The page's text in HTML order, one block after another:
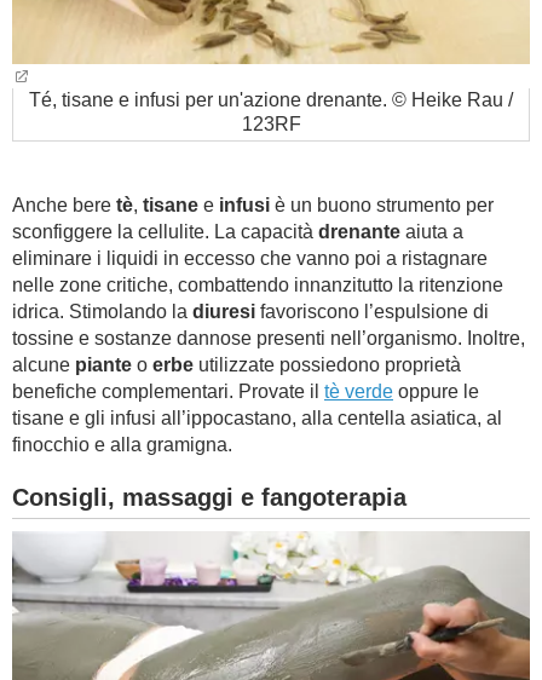
Té, tisane e infusi per un'azione drenante. © Heike Rau /
123RF
Anche bere tè, tisane e infusi è un buono strumento per
sconfiggere la cellulite. La capacità drenante aiuta a
eliminare i liquidi in eccesso che vanno poi a ristagnare
nelle zone critiche, combattendo innanzitutto la ritenzione
idrica. Stimolando la diuresi favoriscono l’espulsione di
tossine e sostanze dannose presenti nell’organismo. Inoltre,
alcune piante o erbe utilizzate possiedono proprietà
benefiche complementari. Provate il tè verde oppure le
tisane e gli infusi all’ippocastano, alla centella asiatica, al
finocchio e alla gramigna.
Consigli, massaggi e fangoterapia